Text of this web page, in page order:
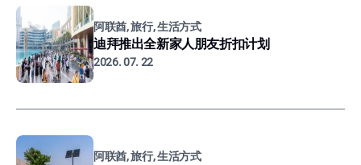
阿联酋, 旅行, 生活方式
迪拜推出全新家人朋友折扣计划
2026. 07. 22
阿联酋, 旅行, 生活方式